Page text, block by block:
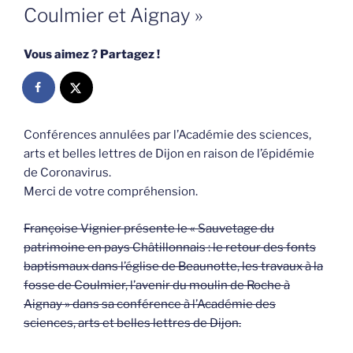
Coulmier et Aignay »
Vous aimez ? Partagez !
Conférences annulées par l’Académie des sciences,
arts et belles lettres de Dijon en raison de l’épidémie
de Coronavirus.
Merci de votre compréhension.
Françoise Vignier présente le « Sauvetage du
patrimoine en pays Châtillonnais : le retour des fonts
baptismaux dans l’église de Beaunotte, les travaux à la
fosse de Coulmier, l’avenir du moulin de Roche à
Aignay » dans sa conférence à l’Académie des
sciences, arts et belles lettres de Dijon.